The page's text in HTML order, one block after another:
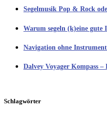
Segelmusik Pop & Rock
Warum segeln (k)eine gute
Navigation ohne
Dalvey Voyager Kompass –
Schlagwörter